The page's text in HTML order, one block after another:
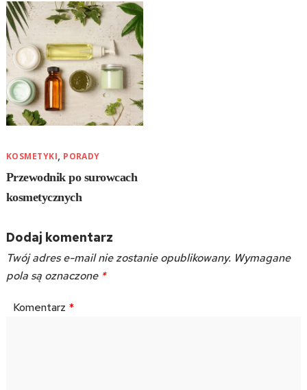
KOSMETYKI, PORADY
Przewodnik po surowcach
kosmetycznych
Dodaj komentarz
Twój adres e-mail nie zostanie opublikowany. Wymagane
pola są oznaczone *
Komentarz *